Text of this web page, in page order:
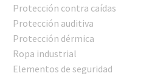
Protección contra caídas
Protección auditiva
Protección dérmica
Ropa industrial
Elementos de seguridad